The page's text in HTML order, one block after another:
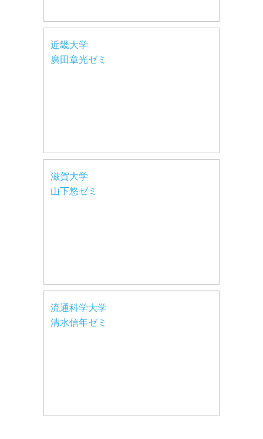
近畿大学
廣田章光ゼミ
滋賀大学
山下悠ゼミ
流通科学大学
清水信年ゼミ